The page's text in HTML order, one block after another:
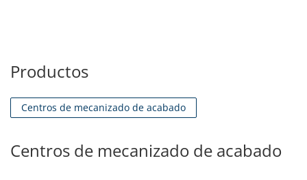
Productos
Centros de mecanizado de acabado
Centros de mecanizado de acabado